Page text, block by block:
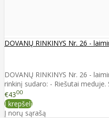
DOVANŲ RINKINYS Nr. 26 -
DOVANŲ RINKINYS Nr. 26 -
rinkinį sudaro: - Riešutai meduje.
€4300
Į krepšelį
Į norų sąrašą